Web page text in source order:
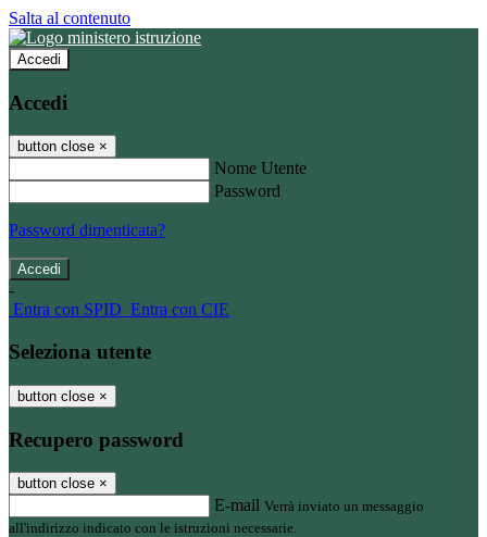
Salta al contenuto
Accedi
Accedi
button close ×
Nome Utente
Password
Password dimenticata?
-
Entra con SPID Entra con CIE
Seleziona utente
button close ×
Recupero password
button close ×
E-mail Verrà inviato un messaggio
all'indirizzo indicato con le istruzioni necessarie.